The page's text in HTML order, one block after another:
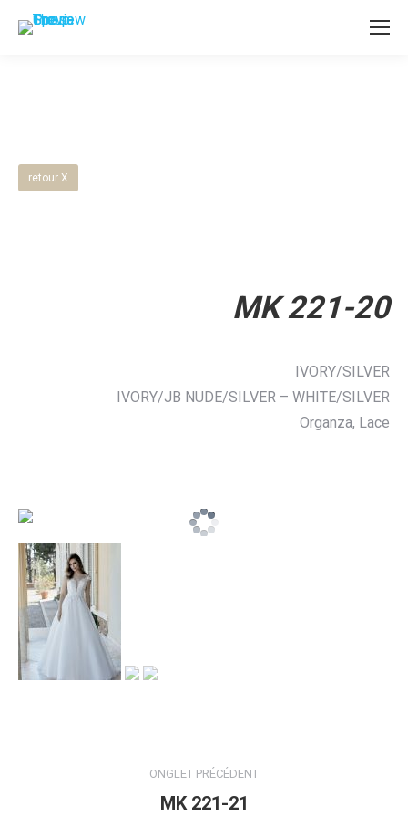
retour X
MK 221-20
IVORY/SILVER
IVORY/JB NUDE/SILVER – WHITE/SILVER
Organza, Lace
ONGLET PRÉCÉDENT
Onglet
MK 221-21